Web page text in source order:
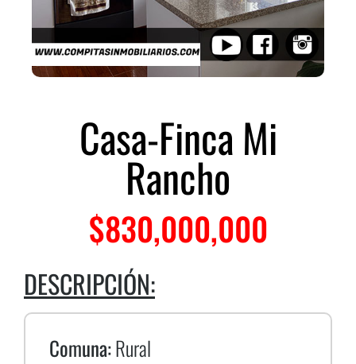
Casa-Finca Mi
Rancho
$830,000,000
DESCRIPCIÓN:
Comuna:Rural